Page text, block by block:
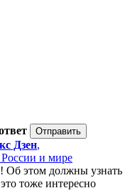
Дзен,
и мире
Об этом должны узнать
тоже интересно